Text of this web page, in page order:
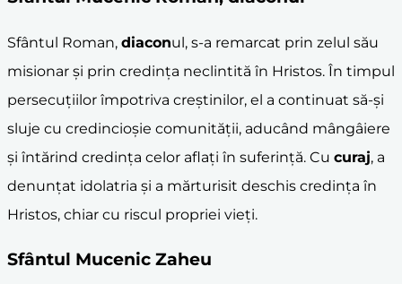
Sfântul Roman, diaconul, s-a remarcat prin zelul său
misionar și prin credința neclintită în Hristos. În timpul
persecuțiilor împotriva creștinilor, el a continuat să-și
sluje cu credincioșie comunității, aducând mângâiere
și întărind credința celor aflați în suferință. Cu curaj, a
denunțat idolatria și a mărturisit deschis credința în
Hristos, chiar cu riscul propriei vieți.
Sfântul Mucenic Zaheu